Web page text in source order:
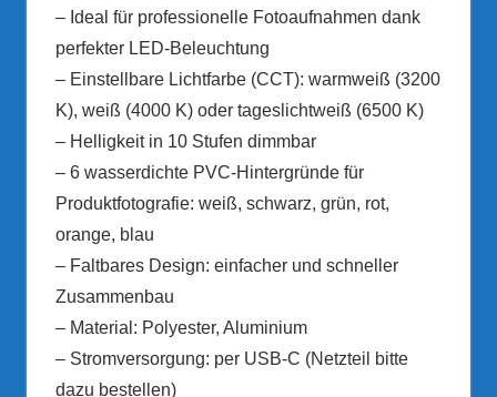
– Ideal für professionelle Fotoaufnahmen dank
perfekter LED-Beleuchtung
– Einstellbare Lichtfarbe (CCT): warmweiß (3200
K), weiß (4000 K) oder tageslichtweiß (6500 K)
– Helligkeit in 10 Stufen dimmbar
– 6 wasserdichte PVC-Hintergründe für
Produktfotografie: weiß, schwarz, grün, rot,
orange, blau
– Faltbares Design: einfacher und schneller
Zusammenbau
– Material: Polyester, Aluminium
– Stromversorgung: per USB-C (Netzteil bitte
dazu bestellen)